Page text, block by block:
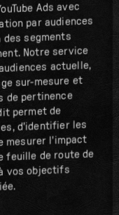
Ads avec
par audiences
segments
Notre service
actuelle,
sur-mesure et
de pertinence
permet de
d'identifier les
mesurer l'impact
feuille de route de
vos objectifs